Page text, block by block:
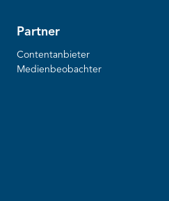
Partner
Contentanbieter
Medienbeobachter